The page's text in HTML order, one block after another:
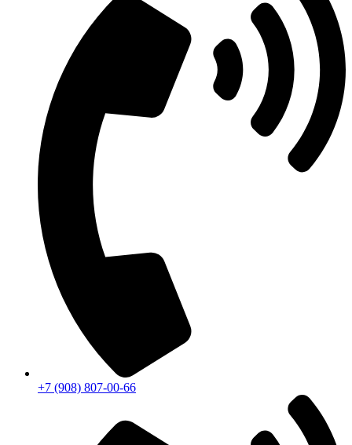
+7 (908) 807-00-66